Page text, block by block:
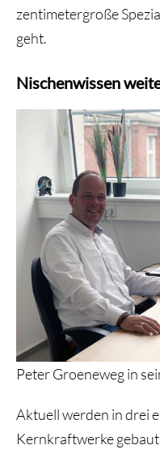
zentimetergroße
geht.
Nischenwissen
Peter Groeneweg in
Aktuell werden in drei
Kernkraftwerke